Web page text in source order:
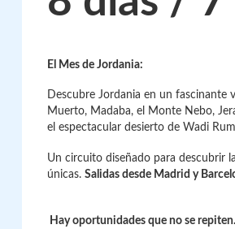
El Mes de Jordania:
Descubre Jordania en un fascinante
Muerto, Madaba, el Monte Nebo,
el espectacular desierto de Wadi
Un circuito diseñado para descubrir
únicas. Salidas desde Madrid y
Hay oportunidades que no se